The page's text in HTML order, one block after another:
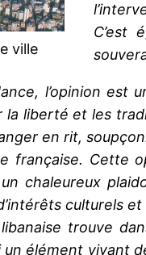
ville
C’est
l’opinion
la liberté et les
en rit,
française.
chaleureux
culturels
trouve
un élément vivant